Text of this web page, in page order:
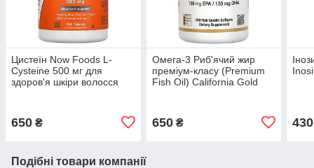
Цистеїн Now Foods L-
Cysteine ​​500 мг для
здоров'я шкіри волосся
650 ₴
Омега-3 Pиб'ячий жиp
преміум-класу (Premium
Fish Oil) California Gold
650₴ 430
Подібні товари компанії